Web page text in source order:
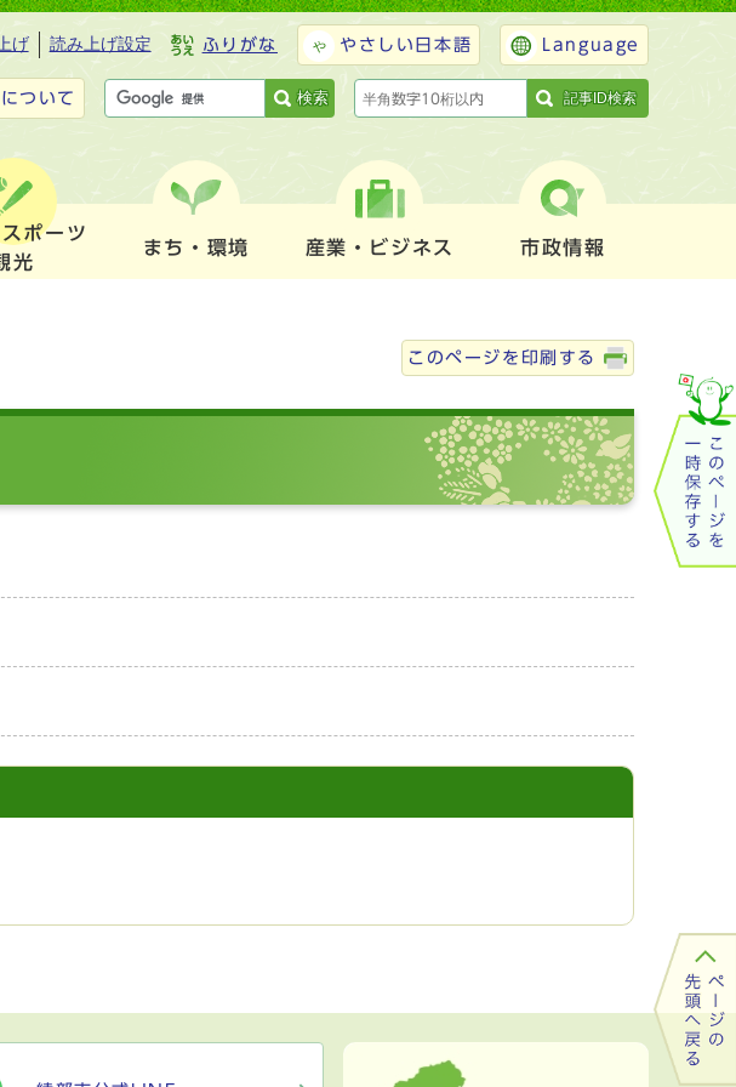
げ 読み上げ設定 ふりがな やさしい日本語 Language
ついて 検索 記事ID検索
ポーツ
光
まち・環境 産業・ビジネス 市政情報
このページを印刷する